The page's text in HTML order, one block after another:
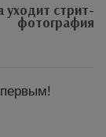
уходит стрит-
фотография